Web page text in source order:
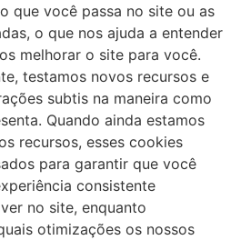
que você passa no site ou as
o que nos ajuda a entender
melhorar o site para você.
testamos novos recursos e
subtis na maneira como
Quando ainda estamos
recursos, esses cookies
​​para garantir que você
consistente
no site, enquanto
otimizações os nossos